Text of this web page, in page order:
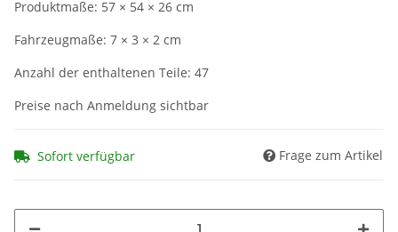
Produktmaße: 57 × 54 × 26 cm
Fahrzeugmaße: 7 × 3 × 2 cm
Anzahl der enthaltenen Teile: 47
Preise nach Anmeldung sichtbar
Sofort verfügbar Frage zum Artikel